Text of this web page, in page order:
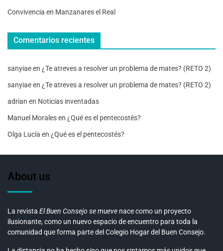
Convivencia en Manzanares el Real
Comentarios recientes
sanyiaeen ¿Te atreves a resolver un problema de mates? (RETO 2)
sanyiaeen ¿Te atreves a resolver un problema de mates? (RETO 2)
adrian en Noticias inventadas
Manuel Moralesen ¿Qué es el pentecostés?
Olga Lucía en ¿Qué es el pentecostés?
About us
La revista El Buen Consejo se mueve nace como un proyecto
ilusionante, como un nuevo espacio de encuentro para toda la
comunidad que forma parte del Colegio Hogar del Buen Consejo.